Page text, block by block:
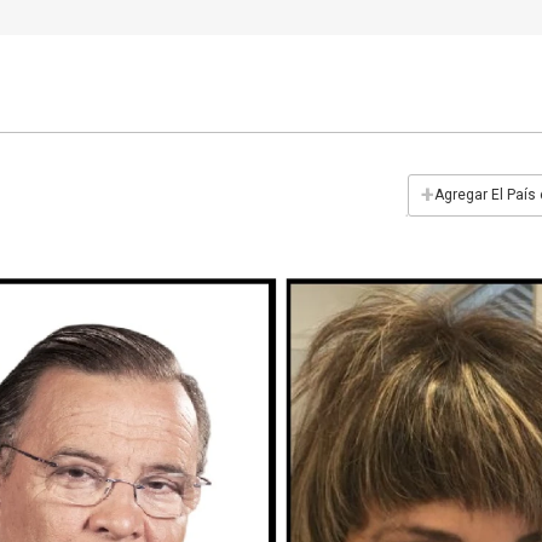
+Agregar El País